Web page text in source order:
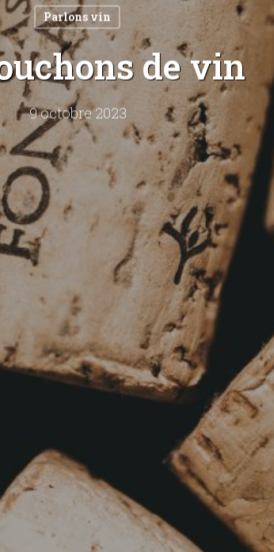
Parlons vin
de vin
9 octobre 2023